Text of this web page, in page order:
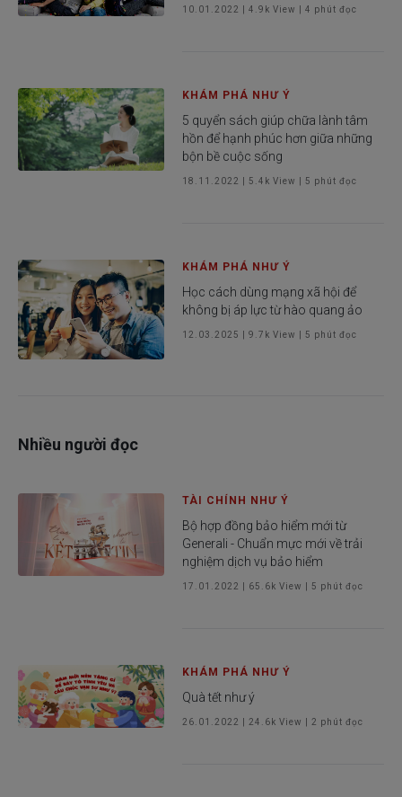
10.01.2022 |4.9k View |4 phút đọc
KHÁM PHÁ NHƯ Ý
5 quyển sách giúp chữa lành tâm
hồn để hạnh phúc hơn giữa những
bộn bề cuộc sống
18.11.2022 |5.4k View |5 phút đọc
KHÁM PHÁ NHƯ Ý
Học cách dùng mạng xã hội để
không bị áp lực từ hào quang ảo
12.03.2025 |9.7k View |5 phút đọc
Nhiều người đọc
TÀI CHÍNH NHƯ Ý
Bộ hợp đồng bảo hiểm mới từ
Generali - Chuẩn mực mới về trải
nghiệm dịch vụ bảo hiểm
17.01.2022 65.6k View |5 phút đọc
KHÁM PHÁ NHƯ Ý
Quà tết như ý
26.01.2022 |24.6k View |2 phút đọc